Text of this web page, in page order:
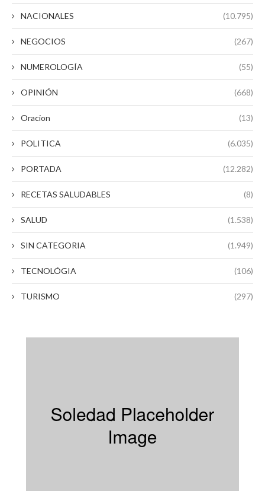
NACIONALES (10.795)
NEGOCIOS (267)
NUMEROLOGÍA (55)
OPINIÓN (668)
Oracion (13)
POLITICA (6.035)
PORTADA (12.282)
RECETAS SALUDABLES (8)
SALUD (1.538)
SIN CATEGORIA (1.949)
TECNOLÓGIA (106)
TURISMO (297)